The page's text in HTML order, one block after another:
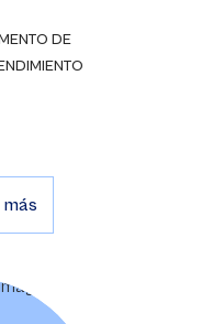
DE
más